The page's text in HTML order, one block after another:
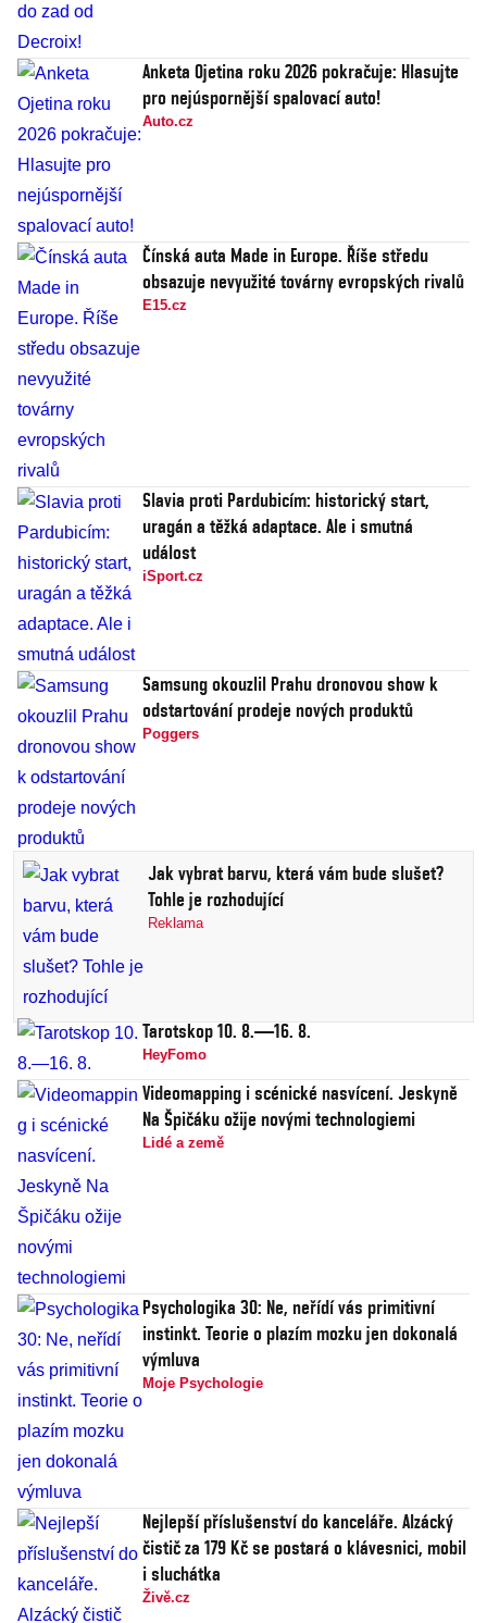
Anketa Ojetina roku 2026 pokračuje: Hlasujte
pro nejúspornější spalovací auto!
Auto.cz
Čínská auta Made in Europe. Říše středu
obsazuje nevyužité továrny evropských rivalů
E15.cz
Slavia proti Pardubicím: historický start,
uragán a těžká adaptace. Ale i smutná
událost
iSport.cz
Samsung okouzlil Prahu dronovou show k
odstartování prodeje nových produktů
Poggers
Jak vybrat barvu, která vám bude slušet?
Tohle je rozhodující
Reklama
Tarotskop 10. 8.—16. 8.
HeyFomo
Videomapping i scénické nasvícení. Jeskyně
Na Špičáku ožije novými technologiemi
Lidé a země
Psychologika 30: Ne, neřídí vás primitivní
instinkt. Teorie o plazím mozku jen dokonalá
výmluva
Moje Psychologie
Nejlepší příslušenství do kanceláře. Alzácký
čistič za 179 Kč se postará o klávesnici, mobil
i sluchátka
Živě.cz